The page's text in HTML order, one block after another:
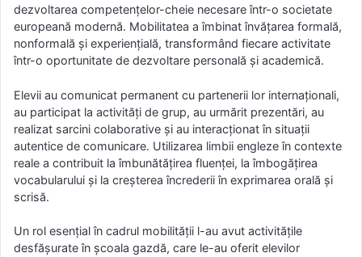
dezvoltarea competențelor-cheie necesare într-o societate
europeană modernă. Mobilitatea a îmbinat învățarea formală,
nonformală și experiențială, transformând fiecare activitate
într-o oportunitate de dezvoltare personală și academică.
Elevii au comunicat permanent cu partenerii lor internaționali,
au participat la activități de grup, au urmărit prezentări, au
realizat sarcini colaborative și au interacționat în situații
autentice de comunicare. Utilizarea limbii engleze în contexte
reale a contribuit la îmbunătățirea fluenței, la îmbogățirea
vocabularului și la creșterea încrederii în exprimarea orală și
scrisă.
Un rol esențial în cadrul mobilității l-au avut activitățile
desfășurate în școala gazdă, care le-au oferit elevilor